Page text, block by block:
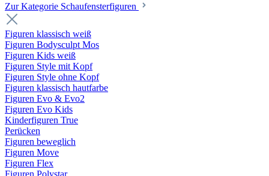
Zur Kategorie Schaufenster­figuren
Figuren klassisch weiß
Figuren Bodysculpt Mos
Figuren Kids weiß
Figuren Style mit Kopf
Figuren Style ohne Kopf
Figuren klassisch hautfarbe
Figuren Evo & Evo2
Figuren Evo Kids
Kinderfiguren True
Perücken
Figuren beweglich
Figuren Move
Figuren Flex
Figuren Polystar